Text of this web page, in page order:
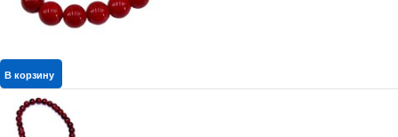
В корзину